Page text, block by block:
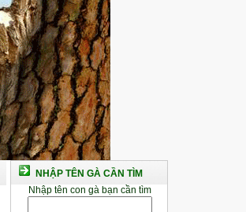
NHẬP TÊN GÀ CẦN TÌM
Nhập tên con gà bạn cần tìm